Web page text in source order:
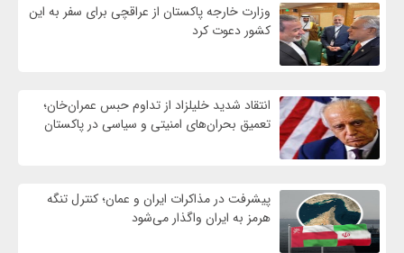
وزارت خارجه پاکستان از عراقچی برای سفر به این
کشور دعوت کرد
انتقاد شدید خلیلزاد از تداوم حبس عمران‌خان؛
تعمیق بحران‌های امنیتی و سیاسی در پاکستان
پیشرفت در مذاکرات ایران و عمان؛ کنترل تنگه
هرمز به ایران واگذار می‌شود